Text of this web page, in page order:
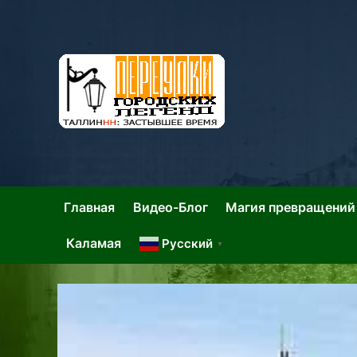
Главная Видео-Блог Магия превращений
Каламая Русский ▼